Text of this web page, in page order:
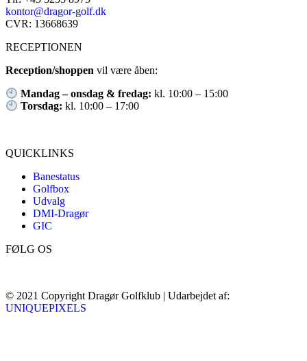
kontor@dragor-golf.dk
CVR: 13668639
RECEPTIONEN
Reception/shoppen vil være åben:
Mandag – onsdag & fredag: kl. 10:00 – 15:00
Torsdag: kl. 10:00 – 17:00
QUICKLINKS
Banestatus
Golfbox
Udvalg
DMI-Dragør
GIC
FØLG OS
© 2021 Copyright Dragør Golfklub | Udarbejdet af:
UNIQUEPIXELS